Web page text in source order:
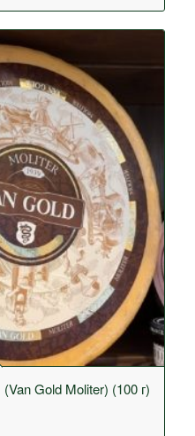
Gold Moliter) (100 г)